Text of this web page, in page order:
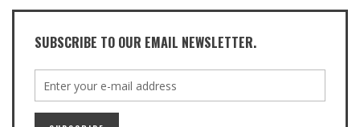
SUBSCRIBE TO OUR EMAIL NEWSLETTER.